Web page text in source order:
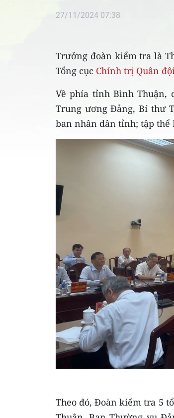
27/11/2024 07:38
Trưởng đoàn kiểm tra là
Tổng cục Chính trị Quân
Về phía tỉnh Bình Thuận,
Trung ương Đảng, Bí thư
ban nhân dân tỉnh; tập thể
Theo đó, Đoàn kiểm tra 5